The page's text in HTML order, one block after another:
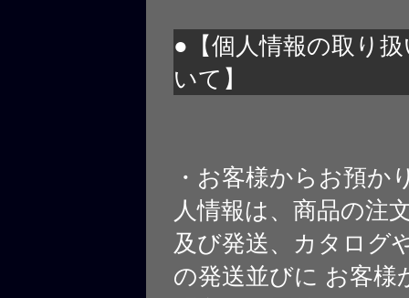
●【個人情報の取り
いて】
・お客様からお預か
人情報は、商品の注
及び発送、カタログ
の発送並びに お客様